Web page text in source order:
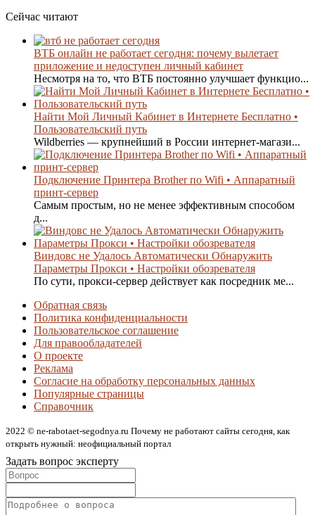
Сейчас читают
ВТБ онлайн не работает сегодня: почему вылетает
приложение и недоступен личный кабинет
Несмотря на то, что ВТБ постоянно улучшает функцио...
Найти Мой Личный Кабинет в Интернете Бесплатно •
Пользовательский путь
Wildberries — крупнейший в России интернет-магази...
Подключение Принтера Brother по Wifi • Аппаратный
принт-сервер
Самым простым, но не менее эффективным способом
д...
Виндовс не Удалось Автоматически Обнаружить
Параметры Прокси • Настройки обозревателя
По сути, прокси-сервер действует как посредник ме...
Обратная связь
Политика конфиденциальности
Пользовательское соглашение
Для правообладателей
О проекте
Реклама
Согласие на обработку персональных данных
Популярные страницы
Справочник
2022 © ne-rabotaet-segodnya.ru Почему не работают сайты сегодня, как
открыть нужный: неофициальный портал
Задать вопрос эксперту